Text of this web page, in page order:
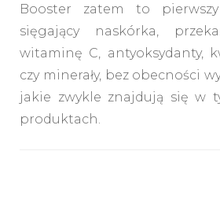
Booster zatem to
sięgający naskórka,
witaminę C, antyoksydanty,
czy minerały, bez obecności
jakie zwykle znajdują się w
produktach.